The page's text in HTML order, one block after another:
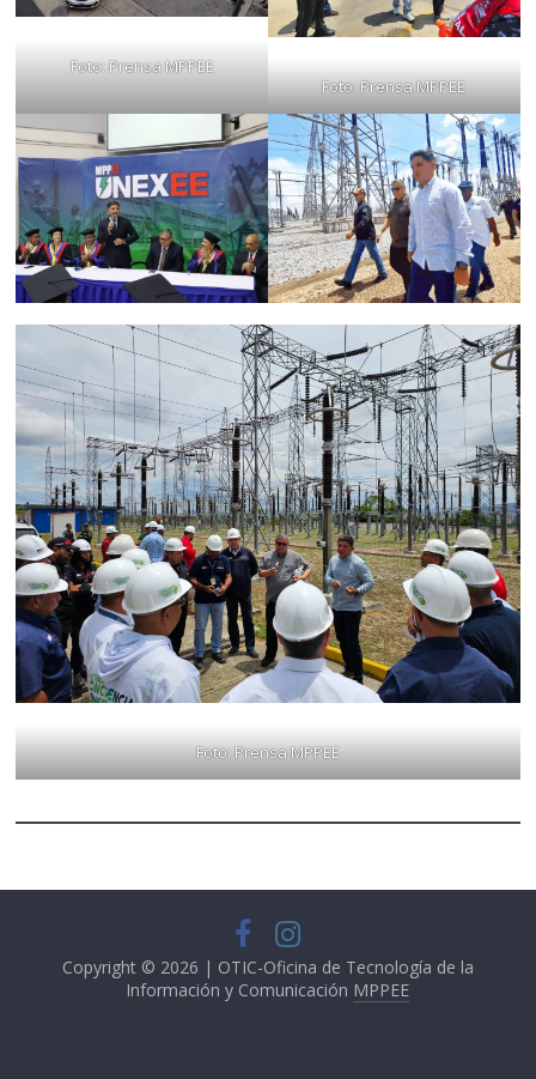
Foto: Prensa MPPEE
Foto: Prensa MPPEE
Foto: Prensa MPPEE
Copyright © 2026 | OTIC-Oficina de Tecnología de la
Información y Comunicación MPPEE